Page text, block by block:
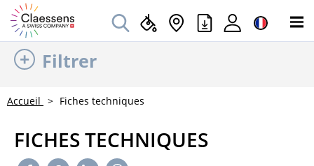
Filtrer
Accueil Fiches techniques
FICHES TECHNIQUES